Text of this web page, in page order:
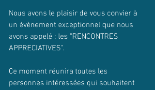
Nous avons le plaisir de vous convier à
un évènement exceptionnel que nous
avons appelé : les "RENCONTRES
APPRECIATIVES".
Ce moment réunira toutes les
personnes intéressées qui souhaitent